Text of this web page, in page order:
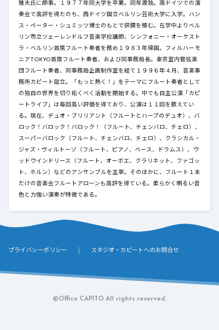
雅夫氏に師事。１９７７年同大学を卒業。同年渡独。南ドイツでの演
奏会で高評を得たのち、西ドイツ国立ベルリン芸術大学に入学。ハン
ス・ペーター・シュミッツ博士のもとで研鑽を積む。在学中よりベル
リン市立ツェーレンドルフ音楽学校講師、シンフォニー・オーケスト
ラ・ベルリン首席フルート奏者を務め１９８３年帰国。フィルハーモ
ニアTOKYO首席フルート奏者、および同事務局長。東京室内管弦楽
団フルート奏者、同事務局企画制作室を経て１９９６年４月、音楽事
務所カピート設立。「もっと熱く！」をテーマにフルート奏者として
の独自の世界を切り拓くべく活動を開始する。中でも自主公演「カピ
ートライブ」は毎回高い評価を得ており、公演は１１回を数えてい
る。現在、デュオ・ブリリアント（フルートとハープのデュオ）、バ
ロック！バロック！バロック！（フルート、チェンバロ、チェロ）、
スーパーバロック（フルート、チェンバロ、チェロ）、クラシカル・
ジャズ・ヴィルトーゾ（フルート、ピアノ、ベース、ドラムス）、ウ
ッドウインドリース（フルート、オーボエ、クラリネット、ファゴッ
ト、ホルン）などのアンサンブルを主宰。そのほかに、フルート１本
だけの音楽会フルートアローンも高評を得ている。柔らかく明るい音
色と力強い演奏が特徴である。
プライバシーポリシー スタジオ・カピートへのお問合せ
©Office CAPITO All rights reserved.